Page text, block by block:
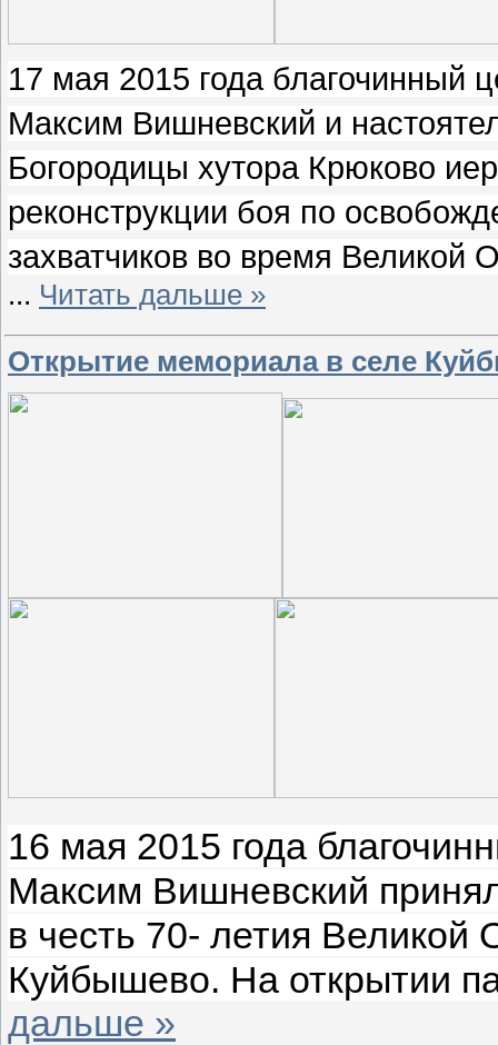
17 мая 2015 года благочинный
Максим Вишневский и
Богородицы хутора Крюково
реконструкции боя по
захватчиков во время Великой
... Читать дальше »
Открытие мемориала в селе
16 мая 2015 года
Максим Вишневский
в честь 70- летия Великой
Куйбышево. На открытии
дальше »